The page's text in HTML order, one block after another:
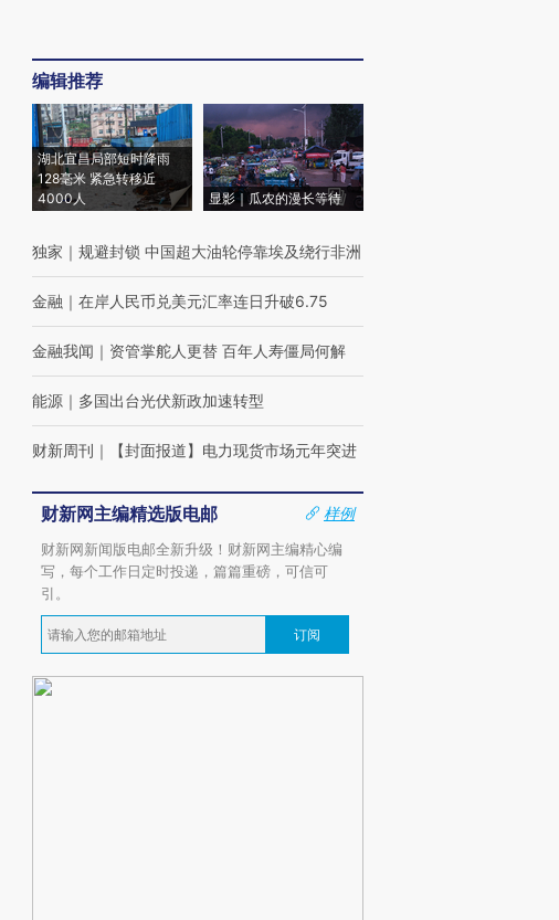
编辑推荐
湖北宜昌局部短时降雨
128毫米 紧急转移近
4000人
显影｜瓜农的漫长等待
独家 ｜ 规避封锁 中国超大油轮停靠埃及绕行非洲
金融 ｜ 在岸人民币兑美元汇率连日升破6.75
金融我闻 ｜ 资管掌舵人更替 百年人寿僵局何解
能源 ｜ 多国出台光伏新政加速转型
财新周刊 ｜ 【封面报道】电力现货市场元年突进
财新网主编精选版电邮
样例
财新网新闻版电邮全新升级！财新网主编精心编
写，每个工作日定时投递，篇篇重磅，可信可
引。
订阅